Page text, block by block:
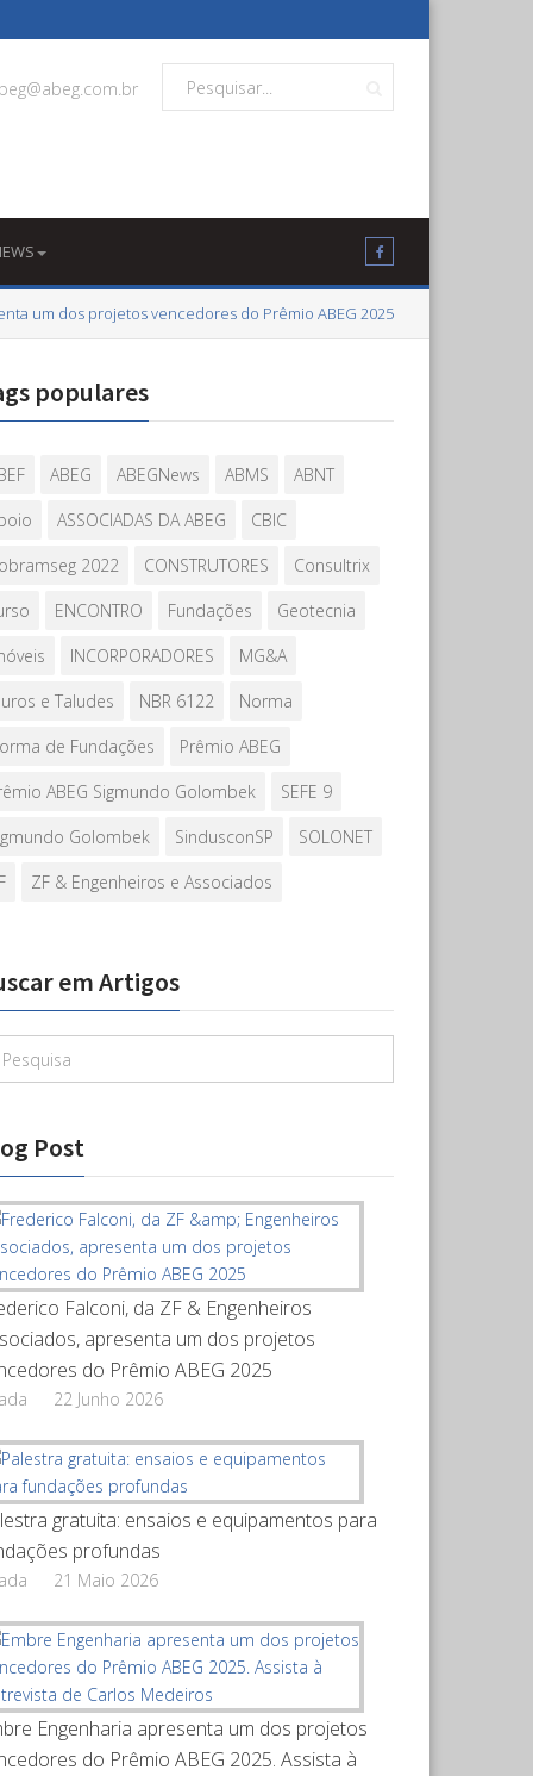
um dos projetos vencedores do Prêmio ABEG 2025
populares
ABEG ABEGNews ABMS
ABNT
ASSOCIADAS DA ABEG
CBIC
2022
CONSTRUTORES
Consultrix
ENCONTRO Fundações
Geotecnia
INCORPORADORES
MG&A
e Taludes
NBR 6122
Norma
de Fundações
Prêmio ABEG
ABEG Sigmundo Golombek
SEFE 9
Golombek
SindusconSP
SOLONET
ZF & Engenheiros e Associados
em Artigos
Post
Falconi, da ZF & Engenheiros
apresenta um dos projetos
do Prêmio ABEG 2025
22 Junho 2026
gratuita: ensaios e equipamentos para
profundas
21 Maio 2026
Engenharia apresenta um dos projetos
do Prêmio ABEG 2025. Assista à